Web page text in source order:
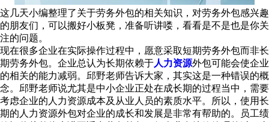
这几天小编整理了关于劳务外包的相关知识，对劳务外包感兴趣
的朋友们，可以搬好小板凳，准备听讲喽，看看是不是也是你关
注的问题。
现在很多企业在实际操作过程中，愿意采取短期劳务外包而非长
期劳务外包。企业总认为长期依赖于人力资源外包可能会使企业
的相关的能力减弱。邱野老师告诉大家，其实这是一种错误的概
念。邱野老师说尤其是中小企业正处在成长期的过程当中，需要
考虑企业的人力资源成本及从业人员的素质水平。所以，使用长
期的人力资源外包对企业的成长和发展是非常有帮助的。员工绩